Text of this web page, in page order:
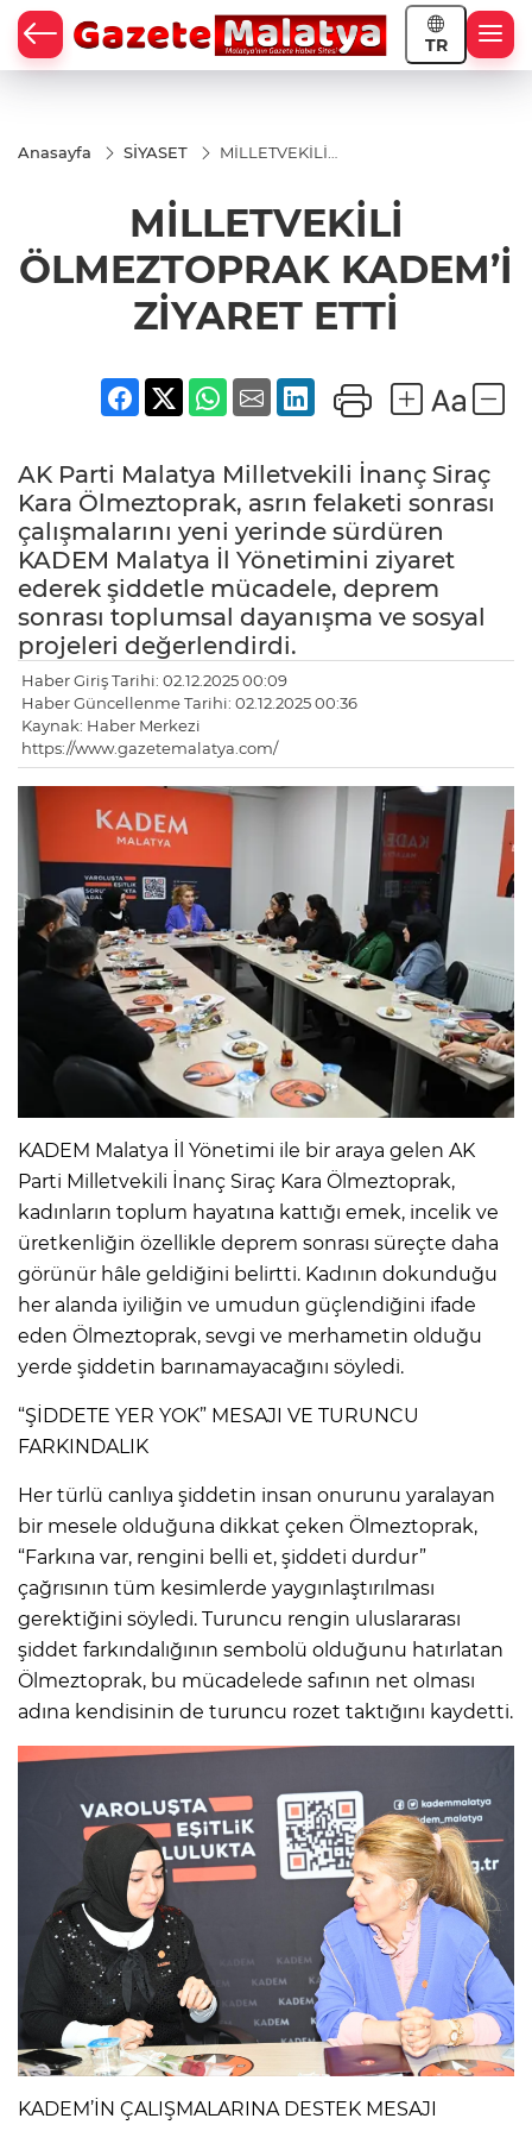
TR
Anasayfa SİYASET
MİLLETVEKİLİ
ZİYARET ETTİ
MİLLETVEKİLİ
ÖLMEZTOPRAK KADEM’İ
ZİYARET ETTİ
AK Parti Malatya Milletvekili İnanç Siraç
Kara Ölmeztoprak, asrın felaketi sonrası
çalışmalarını yeni yerinde sürdüren
KADEM Malatya İl Yönetimini ziyaret
ederek şiddetle mücadele, deprem
sonrası toplumsal dayanışma ve sosyal
projeleri değerlendirdi.
Haber Giriş Tarihi: 02.12.2025 00:09
Haber Güncellenme Tarihi: 02.12.2025 00:36
Kaynak: Haber Merkezi
https://www.gazetemalatya.com/
KADEM Malatya İl Yönetimi ile bir araya gelen AK
Parti Milletvekili İnanç Siraç Kara Ölmeztoprak,
kadınların toplum hayatına kattığı emek, incelik ve
üretkenliğin özellikle deprem sonrası süreçte daha
görünür hâle geldiğini belirtti. Kadının dokunduğu
her alanda iyiliğin ve umudun güçlendiğini ifade
eden Ölmeztoprak, sevgi ve merhametin olduğu
yerde şiddetin barınamayacağını söyledi.
“ŞİDDETE YER YOK” MESAJI VE TURUNCU
FARKINDALIK
Her türlü canlıya şiddetin insan onurunu yaralayan
bir mesele olduğuna dikkat çeken Ölmeztoprak,
“Farkına var, rengini belli et, şiddeti durdur”
çağrısının tüm kesimlerde yaygınlaştırılması
gerektiğini söyledi. Turuncu rengin uluslararası
şiddet farkındalığının sembolü olduğunu hatırlatan
Ölmeztoprak, bu mücadelede safının net olması
adına kendisinin de turuncu rozet taktığını kaydetti.
KADEM’İN ÇALIŞMALARINA DESTEK MESAJI